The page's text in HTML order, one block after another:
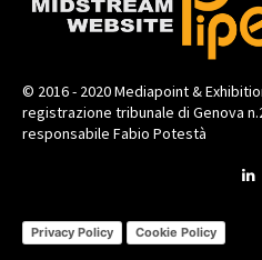
© 2016 - 2020 Mediapoint &
registrazione tribunale di Genova
responsabile Fabio Potestà
Privacy Policy Cookie Policy